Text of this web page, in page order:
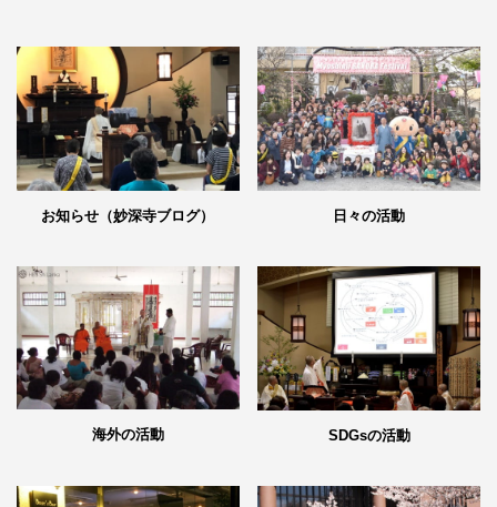
お知らせ（妙深寺ブログ） 日々の活動
海外の活動 SDGsの活動